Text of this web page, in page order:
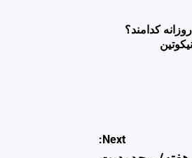
کدامند؟
Next: